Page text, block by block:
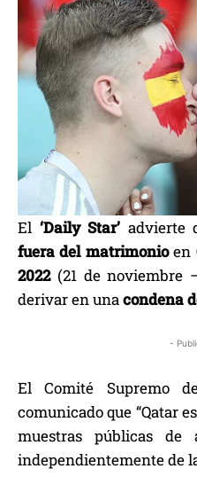
El ‘Daily Star’ advierte
fuera del matrimonioen
2022(21 de noviembre
derivar en unacondena
-
El Comité Supremo
comunicado que “Qatar
muestras públicas de
independientemente de